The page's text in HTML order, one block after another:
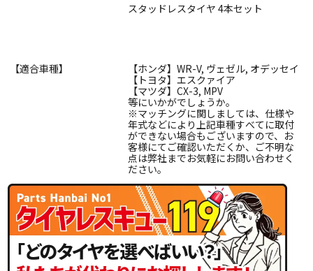
スタッドレスタイヤ 4本セット
【適合車種】
【ホンダ】WR-V, ヴェゼル, オデッセイ
【トヨタ】エスクァイア
【マツダ】CX-3, MPV
等にいかがでしょうか。
※マッチングに関しましては、仕様や
年式などにより上記車種すべてに取付
ができない場合もございますので、お
客様にてご確認いただくか、ご不明な
点は弊社までお気軽にお問い合わせく
ださい。